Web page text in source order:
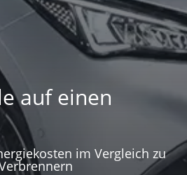
auf einen
im Vergleich zu